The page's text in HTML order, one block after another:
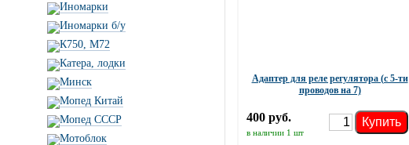
Иномарки
Иномарки б/у
К750, М72
Катера, лодки
Минск
Мопед Китай
Мопед СССР
Мотоблок
Адаптер для реле регулятора (с 5-ти
проводов на 7)
400 руб.
в наличии 1 шт
Купить